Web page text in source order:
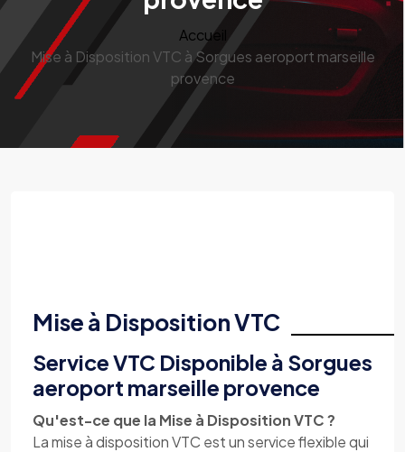
Accueil
Mise à Disposition VTC à Sorgues aeroport marseille
provence
Mise à Disposition VTC
Service VTC Disponible à Sorgues
aeroport marseille provence
Qu'est-ce que la Mise à Disposition VTC ?
La mise à disposition VTC est un service flexible qui